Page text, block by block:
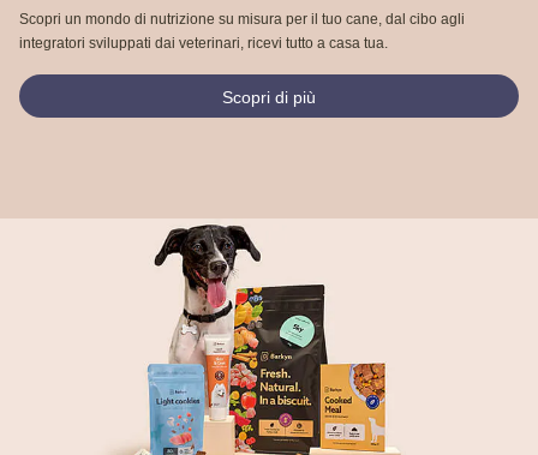
Scopri un mondo di nutrizione su misura per il tuo cane, dal cibo agli
integratori sviluppati dai veterinari, ricevi tutto a casa tua.
Scopri di più